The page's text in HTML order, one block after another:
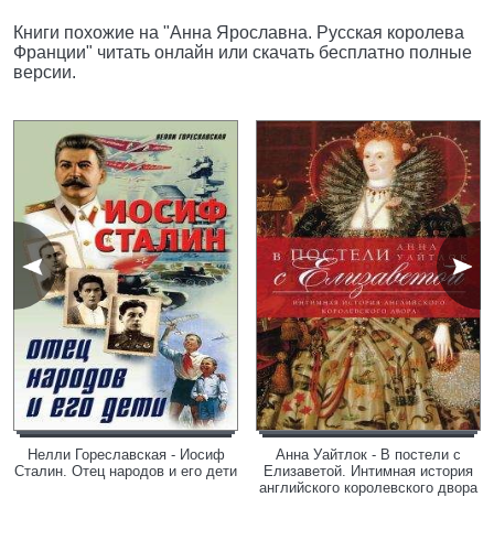
Книги похожие на "Анна Ярославна. Русская королева
Франции" читать онлайн или скачать бесплатно полные
версии.
Нелли Гореславская - Иосиф
Сталин. Отец народов и его дети
Анна Уайтлок - В постели с
Елизаветой. Интимная история
английского королевского двора